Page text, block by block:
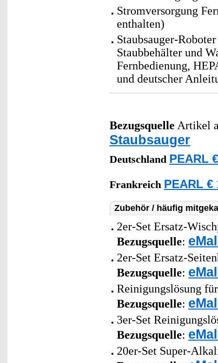
Stromversorgung
enthalten)
Staubsauger-
Staubbehälter und
Fernbedienung,
und deutscher
Bezugsquelle Artikel
Staubsauger
Deutschland PEARL
Frankreich PEARL €
Zubehör / häufig
2er-Set Ersatz-
Bezugsquelle:
2er-Set Ersatz-
Bezugsquelle:
Reinigungslösung
Bezugsquelle:
3er-Set
Bezugsquelle:
20er-Set Super-